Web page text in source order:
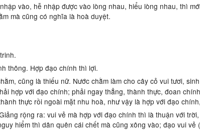
vào, hễ nhập được vào lòng nhau, hiểu lòng nhau, thì
mà cũng có nghĩa là hoà duyệt.
thông. Hợp đạo chính thì lợi.
cũng là thiếu nữ. Nước chằm làm cho cây cỏ vui tươi,
hợp với đạo chính; phải ngay thẳng, thành thực, đoan
thực rồi ngoài mặt nhu hoà, như vậy là hợp với đạo
rộng ra: vui vẻ mà hợp với đạo chính thì là thuận với
hiểm thì dân quên cái chết mà cũng xông vào; đạo vui